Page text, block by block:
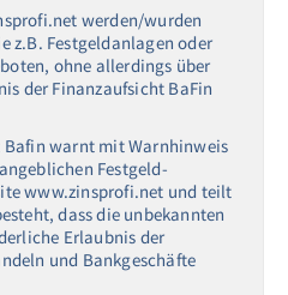
werden/wurden
z.B. Festgeldanlagen oder
ohne allerdings über
der Finanzaufsicht BaFin
Bafin warnt mit Warnhinweis
Festgeld-
www.zinsprofi.net und teilt
dass die unbekannten
Erlaubnis der
und Bankgeschäfte